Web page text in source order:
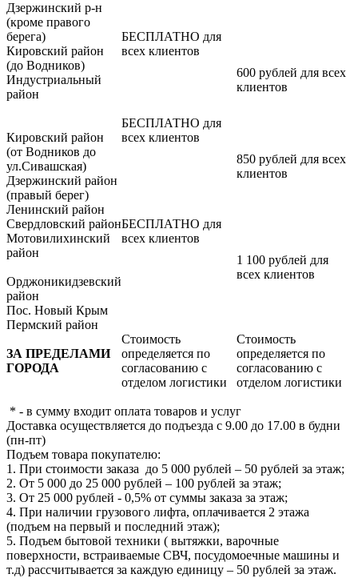
Дзержинский р-н
(кроме правого
берега)
Кировский район
(до Водников)
Индустриальный
район
Кировский район
(от Водников до
ул.Сивашская)
Дзержинский район
(правый берег)
Ленинский район
Свердловский район
Мотовилихинский
район
Орджоникидзевский
район
Пос. Новый Крым
Пермский район
БЕСПЛАТНО для
всех клиентов
БЕСПЛАТНО для
всех клиентов
БЕСПЛАТНО для
всех клиентов
600 рублей для всех
клиентов
850 рублей для всех
клиентов
1 100 рублей для
всех клиентов
ЗА ПРЕДЕЛАМИ
ГОРОДА
Стоимость
определяется по
согласованию с
отделом логистики
Стоимость
определяется по
согласованию с
отделом логистики
* - в сумму входит оплата товаров и услуг
Доставка осуществляется до подъезда с 9.00 до 17.00 в будни
(пн-пт)
Подъем товара покупателю:
1. При стоимости заказа до 5 000 рублей – 50 рублей за этаж;
2. От 5 000 до 25 000 рублей – 100 рублей за этаж;
3. От 25 000 рублей - 0,5% от суммы заказа за этаж;
4. При наличии грузового лифта, оплачивается 2 этажа
(подъем на первый и последний этаж);
5. Подъем бытовой техники ( вытяжки, варочные
поверхности, встраиваемые СВЧ, посудомоечные машины и
т.д) рассчитывается за каждую единицу – 50 рублей за этаж.